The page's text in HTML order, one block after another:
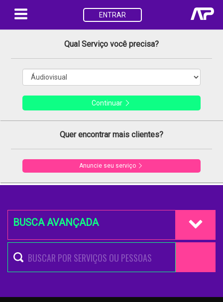
ENTRAR
Qual Serviço você precisa?
Continuar
Quer encontrar mais clientes?
Anuncie seu serviço
BUSCA AVANÇADA